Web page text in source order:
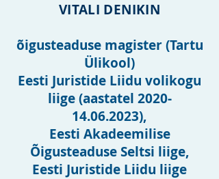
VITALI DENIKIN
õigusteaduse magister (Tartu
Ülikool)
Eesti Juristide Liidu volikogu
liige (aastatel 2020-
14.06.2023),
Eesti Akadeemilise
Õigusteaduse Seltsi liige,
Eesti Juristide Liidu liige